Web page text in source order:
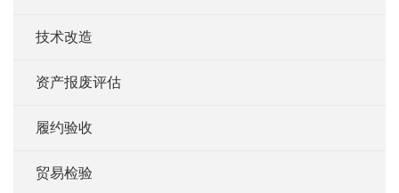
技术改造
资产报废评估
履约验收
贸易检验